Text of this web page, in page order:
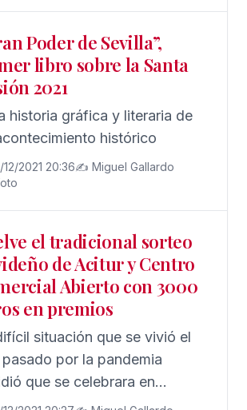
Poder de Sevilla”,
libro sobre la Santa
2021
historia gráfica y literaria de
histórico
12/2021 20:36✍️ Miguel Gallardo
el tradicional sorteo
de Acitur y Centro
Abierto con 3000
en premios
situación que se vivió el
por la pandemia
que se celebrara en
la campaña ‘Acitur y